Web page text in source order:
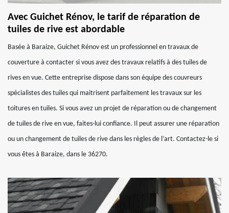
Avec Guichet Rénov, le tarif de réparation de
tuiles de rive est abordable
Basée à Baraize, Guichet Rénov est un professionnel en travaux de
couverture à contacter si vous avez des travaux relatifs à des tuiles de
rives en vue. Cette entreprise dispose dans son équipe des couvreurs
spécialistes des tuiles qui maitrisent parfaitement les travaux sur les
toitures en tuiles. Si vous avez un projet de réparation ou de changement
de tuiles de rive en vue, faites-lui confiance. Il peut assurer une réparation
ou un changement de tuiles de rive dans les règles de l’art. Contactez-le si
vous êtes à Baraize, dans le 36270.